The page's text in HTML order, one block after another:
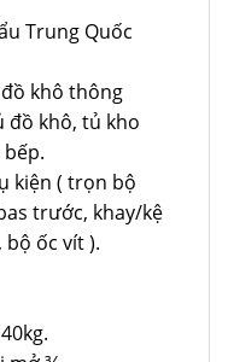
Trung Quốc
khô thông
đồ khô, tủ kho
kiện ( trọn bộ
trước, khay/kệ
ốc vít ).